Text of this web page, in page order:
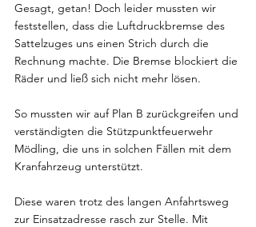
Gesagt, getan! Doch leider mussten wir
feststellen, dass die Luftdruckbremse des
Sattelzuges uns einen Strich durch die
Rechnung machte. Die Bremse blockiert die
Räder und ließ sich nicht mehr lösen.
So mussten wir auf Plan B zurückgreifen und
verständigten die Stützpunktfeuerwehr
Mödling, die uns in solchen Fällen mit dem
Kranfahrzeug unterstützt.
Diese waren trotz des langen Anfahrtsweg
zur Einsatzadresse rasch zur Stelle. Mit